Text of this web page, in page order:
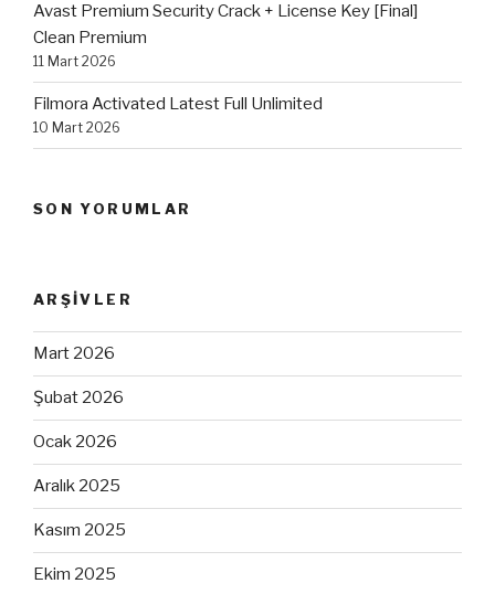
Avast Premium Security Crack + License Key [Final]
Clean Premium
11 Mart 2026
Filmora Activated Latest Full Unlimited
10 Mart 2026
SON YORUMLAR
ARŞIVLER
Mart 2026
Şubat 2026
Ocak 2026
Aralık 2025
Kasım 2025
Ekim 2025